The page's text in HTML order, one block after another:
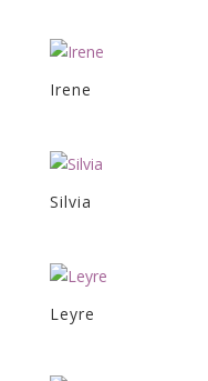
Irene
Silvia
Leyre